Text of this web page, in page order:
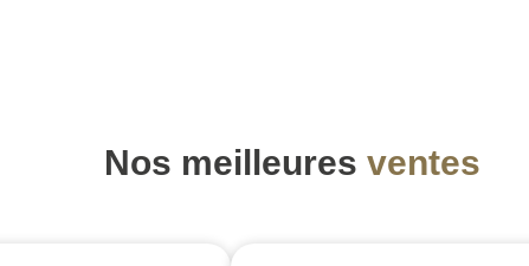
Nos meilleures ventes